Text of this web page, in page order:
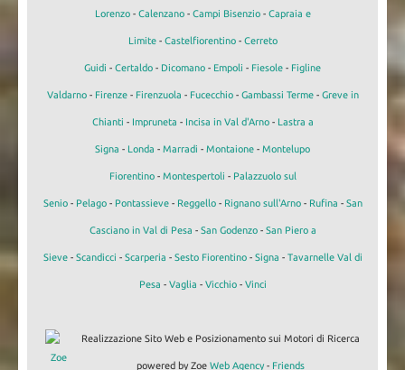
Lorenzo- Calenzano- Campi Bisenzio- Capraia e
Limite- Castelfiorentino- Cerreto
Guidi - Certaldo - Dicomano - Empoli - Fiesole - Figline
Valdarno- Firenze- Firenzuola - Fucecchio- Gambassi Terme- Greve in
Chianti - Impruneta - Incisa in Val d'Arno- Lastra a
Signa - Londa - Marradi - Montaione - Montelupo
Fiorentino- Montespertoli - Palazzuolo sul
Senio- Pelago- Pontassieve- Reggello- Rignano sull'Arno- Rufina - San
Casciano in Val di Pesa - San Godenzo- San Piero a
Sieve- Scandicci - Scarperia - Sesto Fiorentino- Signa - Tavarnelle Val di
Pesa - Vaglia - Vicchio- Vinci
Realizzazione Sito Web e Posizionamento sui Motori di Ricerca
powered by Zoe Web Agency- Friends